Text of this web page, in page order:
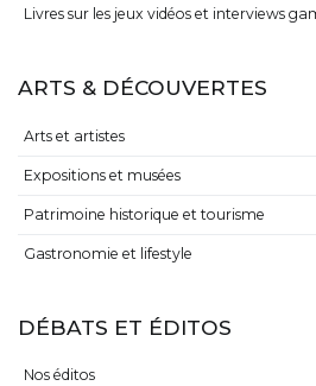
Livres sur les jeux vidéos et interviews
ARTS & DÉCOUVERTES
Arts et artistes
Expositions et musées
Patrimoine historique et tourisme
Gastronomie et lifestyle
DÉBATS ET ÉDITOS
Nos éditos